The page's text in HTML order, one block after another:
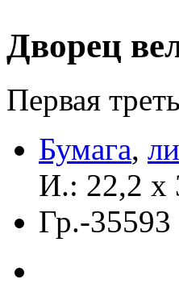
Дворец
Первая
Бумага,
И.: 22,2 х
Гр.-35593